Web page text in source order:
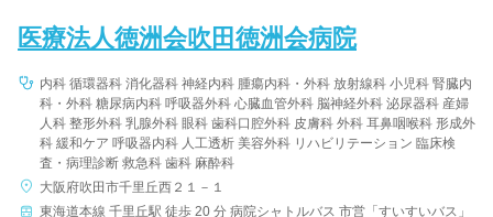
医療法人徳洲会吹田徳洲会病院
内科 循環器科 消化器科 神経内科 腫瘍内科・外科 放射線科 小児科 腎臓内
科・外科 糖尿病内科 呼吸器外科 心臓血管外科 脳神経外科 泌尿器科 産婦
人科 整形外科 乳腺外科 眼科 歯科口腔外科 皮膚科 外科 耳鼻咽喉科 形成外
科 緩和ケア 呼吸器内科 人工透析 美容外科 リハビリテーション 臨床検
査・病理診断 救急科 歯科 麻酔科
大阪府吹田市千里丘西２１－１
東海道本線 千里丘駅 徒歩 20 分 病院シャトルバス 市営「すいすいバス」